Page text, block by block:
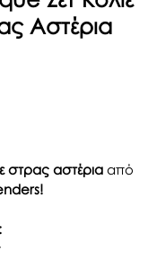
Αστέρια
στρας αστέριααπό